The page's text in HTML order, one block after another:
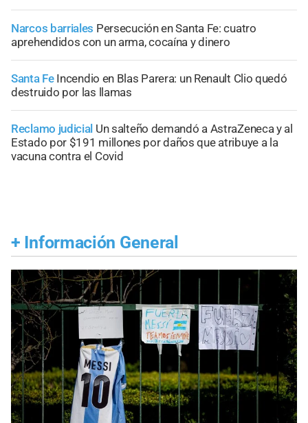
Narcos barriales Persecución en Santa Fe: cuatro
aprehendidos con un arma, cocaína y dinero
Santa Fe Incendio en Blas Parera: un Renault Clio quedó
destruido por las llamas
Reclamo judicial Un salteño demandó a AstraZeneca y al
Estado por $191 millones por daños que atribuye a la
vacuna contra el Covid
+ Información General